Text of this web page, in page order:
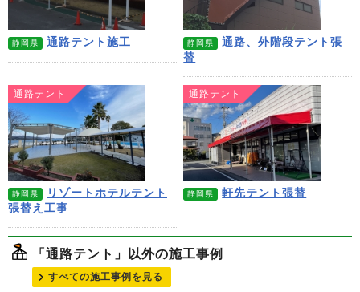
静岡県 通路テント施工 静岡県
通路、外階段テント張
替
通路テント
静岡県
リゾートホテルテント
張替え工事
通路テント
静岡県 軒先テント張替
「通路テント」以外の施工事例
すべての施工事例を見る